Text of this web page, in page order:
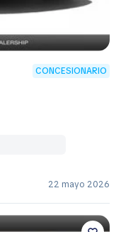
CONCESIONARIO
22 mayo 2026